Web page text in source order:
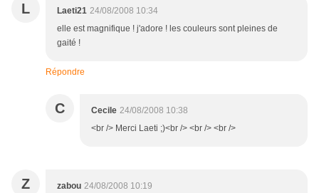
L Laeti21 24/08/2008 10:34
elle est magnifique ! j'adore ! les couleurs sont pleines de
gaité !
Répondre
C Cecile 24/08/2008 10:38
<br /> Merci Laeti ;)<br /> <br /> <br />
Z zabou 24/08/2008 10:19